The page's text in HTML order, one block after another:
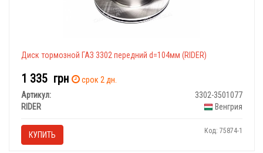
Диск тормозной ГАЗ 3302 передний d=104мм (RIDER)
1 335 грн
срок 2 дн.
Артикул:
3302-3501077
RIDER
Венгрия
КУПИТЬ Код: 75874-1